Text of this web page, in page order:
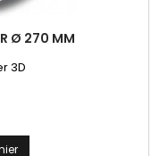
Ø 270 MM
3D